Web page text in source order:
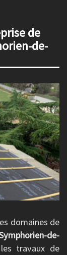
de
de-
domaines de
de-
travaux de